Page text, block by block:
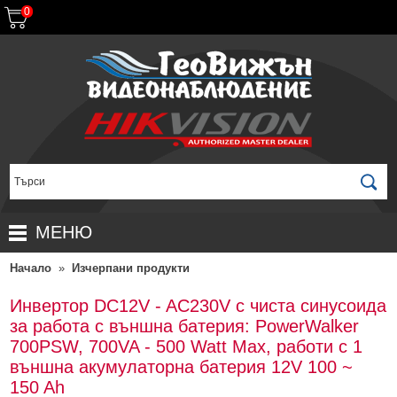
0
МЕНЮ
НАЧАЛО
ПРОДУКТИ
ПРОМОЦИИ
НОВИ ПРОДУКТИ
КОМПЛЕКТИ ЗА ВИДЕОНАБЛЮДЕНИЕ
ЗА ДИСТРИБУТОРИ
ГАРАНЦИОННИ УСЛОВИЯ
ДОСТАВКИ
Начало » Изчерпани продукти
Инвертор DC12V - AC230V с чиста синусоида
за работа с външна батерия: PowerWalker
700PSW, 700VA - 500 Watt Max, работи с 1
външна акумулаторна батерия 12V 100 ~
150 Ah